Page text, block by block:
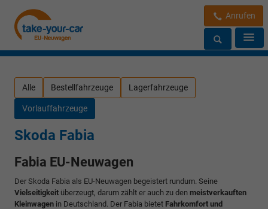
Anrufen
Alle Bestellfahrzeuge Lagerfahrzeuge
Vorlauffahrzeuge
Skoda Fabia
Fabia EU-Neuwagen
Der Skoda Fabia als EU-Neuwagen begeistert rundum. Seine
Vielseitigkeit überzeugt, darum zählt er auch zu den meistverkauften
Kleinwagen in Deutschland. Der Fabia bietet Fahrkomfort und